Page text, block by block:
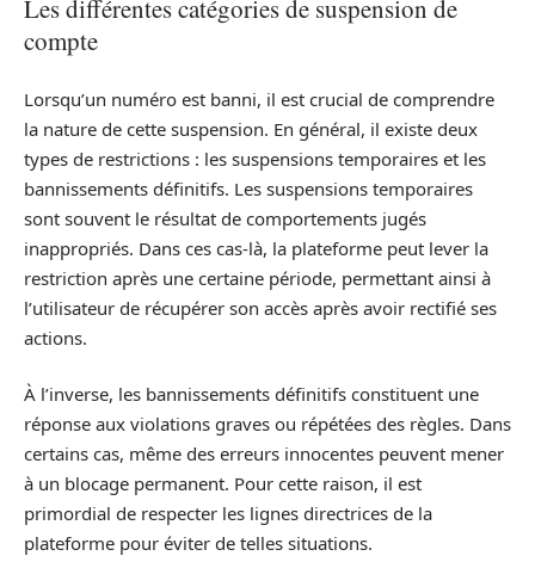
Les différentes catégories de suspension de
compte
Lorsqu’un numéro est banni, il est crucial de comprendre
la nature de cette suspension. En général, il existe deux
types de restrictions : les suspensions temporaires et les
bannissements définitifs. Les suspensions temporaires
sont souvent le résultat de comportements jugés
inappropriés. Dans ces cas-là, la plateforme peut lever la
restriction après une certaine période, permettant ainsi à
l’utilisateur de récupérer son accès après avoir rectifié ses
actions.
À l’inverse, les bannissements définitifs constituent une
réponse aux violations graves ou répétées des règles. Dans
certains cas, même des erreurs innocentes peuvent mener
à un blocage permanent. Pour cette raison, il est
primordial de respecter les lignes directrices de la
plateforme pour éviter de telles situations.